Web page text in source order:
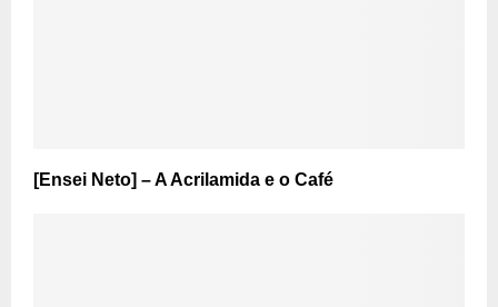
[Ensei Neto] – A Acrilamida e o Café